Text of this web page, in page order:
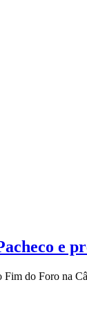
e
do Foro na